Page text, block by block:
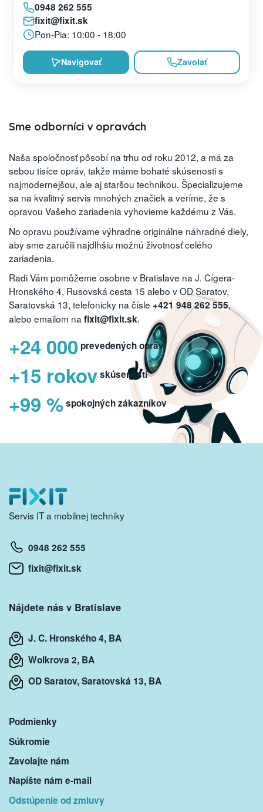
0948 262 555
fixit@fixit.sk
Pon-Pia: 10:00 - 18:00
Navigovať Zavolať
Sme odborníci v opravách
Naša spoločnosť pôsobí na trhu od roku 2012, a má za
sebou tisíce opráv, takže máme bohaté skúsenosti s
najmodernejšou, ale aj staršou technikou. Špecializujeme
sa na kvalitný servis mnohých značiek a veríme, že s
opravou Vašeho zariadenia vyhovieme každému z Vás.
No opravu používame výhradne originálne náhradné diely,
aby sme zaručili najdlhšiu možnú životnosť celého
zariadenia.
Radi Vám pomôžeme osobne v Bratislave na J. Cígera-
Hronského 4, Rusovská cesta 15 alebo v OD Saratov,
Saratovská 13, telefonicky na čísle +421 948 262 555,
alebo emailom na fixit@fixit.sk.
+24 000 prevedených opráv
+15 rokovskúseností
+99 %spokojných zákazníkov
Servis IT a mobilnej techniky
0948 262 555
fixit@fixit.sk
Nájdete nás v Bratislave
J. C. Hronského 4, BA
Wolkrova 2, BA
OD Saratov, Saratovská 13, BA
Podmienky
Súkromie
Zavolajte nám
Napíšte nám e-mail
Odstúpenie od zmluvy